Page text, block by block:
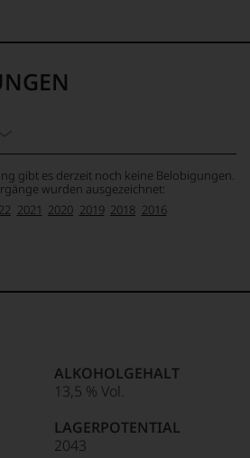
gibt es derzeit noch keine Belobigungen.
wurden ausgezeichnet:
2021 2020 2019 2018 2016
ALKOHOLGEHALT
13,5 % Vol.
LAGERPOTENTIAL
2043